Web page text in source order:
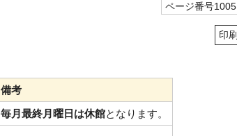
ページ番号
印刷
備考
毎月最終月曜日は休館となります。